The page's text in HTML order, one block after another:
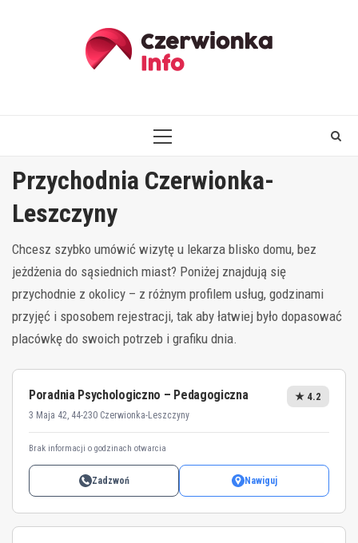
PRIMARY
Przychodnia Czerwionka-
Leszczyny
Chcesz szybko umówić wizytę u lekarza blisko domu, bez
jeżdżenia do sąsiednich miast? Poniżej znajdują się
przychodnie z okolicy – z różnym profilem usług, godzinami
przyjęć i sposobem rejestracji, tak aby łatwiej było dopasować
placówkę do swoich potrzeb i grafiku dnia.
Poradnia Psychologiczno – Pedagogiczna
3 Maja 42, 44-230 Czerwionka-Leszczyny
★ 4.2
Brak informacji o godzinach otwarcia
Zadzwoń Nawiguj